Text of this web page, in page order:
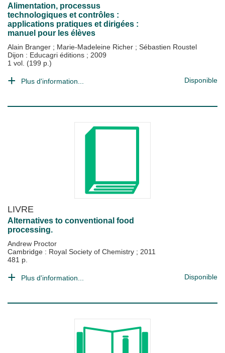
Alimentation, processus
technologiques et contrôles :
applications pratiques et dirigées :
manuel pour les élèves
Alain Branger ; Marie-Madeleine Richer ; Sébastien Roustel
Dijon : Educagri éditions ; 2009
1 vol. (199 p.)
Plus d'information... Disponible
LIVRE
Alternatives to conventional food
processing.
Andrew Proctor
Cambridge : Royal Society of Chemistry ; 2011
481 p.
Plus d'information... Disponible